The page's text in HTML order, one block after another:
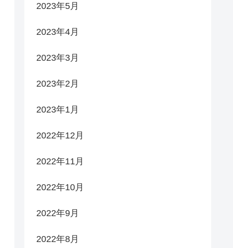
2023年5月
2023年4月
2023年3月
2023年2月
2023年1月
2022年12月
2022年11月
2022年10月
2022年9月
2022年8月